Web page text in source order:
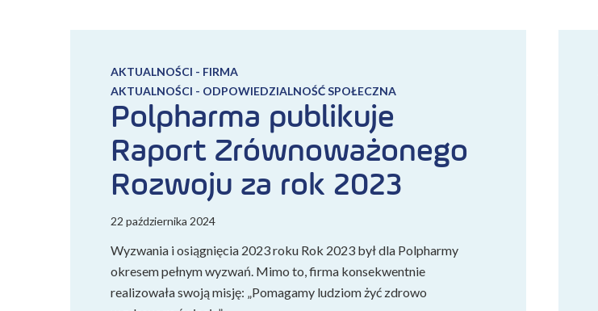
AKTUALNOŚCI - FIRMA
AKTUALNOŚCI - ODPOWIEDZIALNOŚĆ SPOŁECZNA
Polpharma publikuje
Raport Zrównoważonego
Rozwoju za rok 2023
22 października 2024
Wyzwania i osiągnięcia 2023 roku Rok 2023 był dla Polpharmy
okresem pełnym wyzwań. Mimo to, firma konsekwentnie
realizowała swoją misję: „Pomagamy ludziom żyć zdrowo